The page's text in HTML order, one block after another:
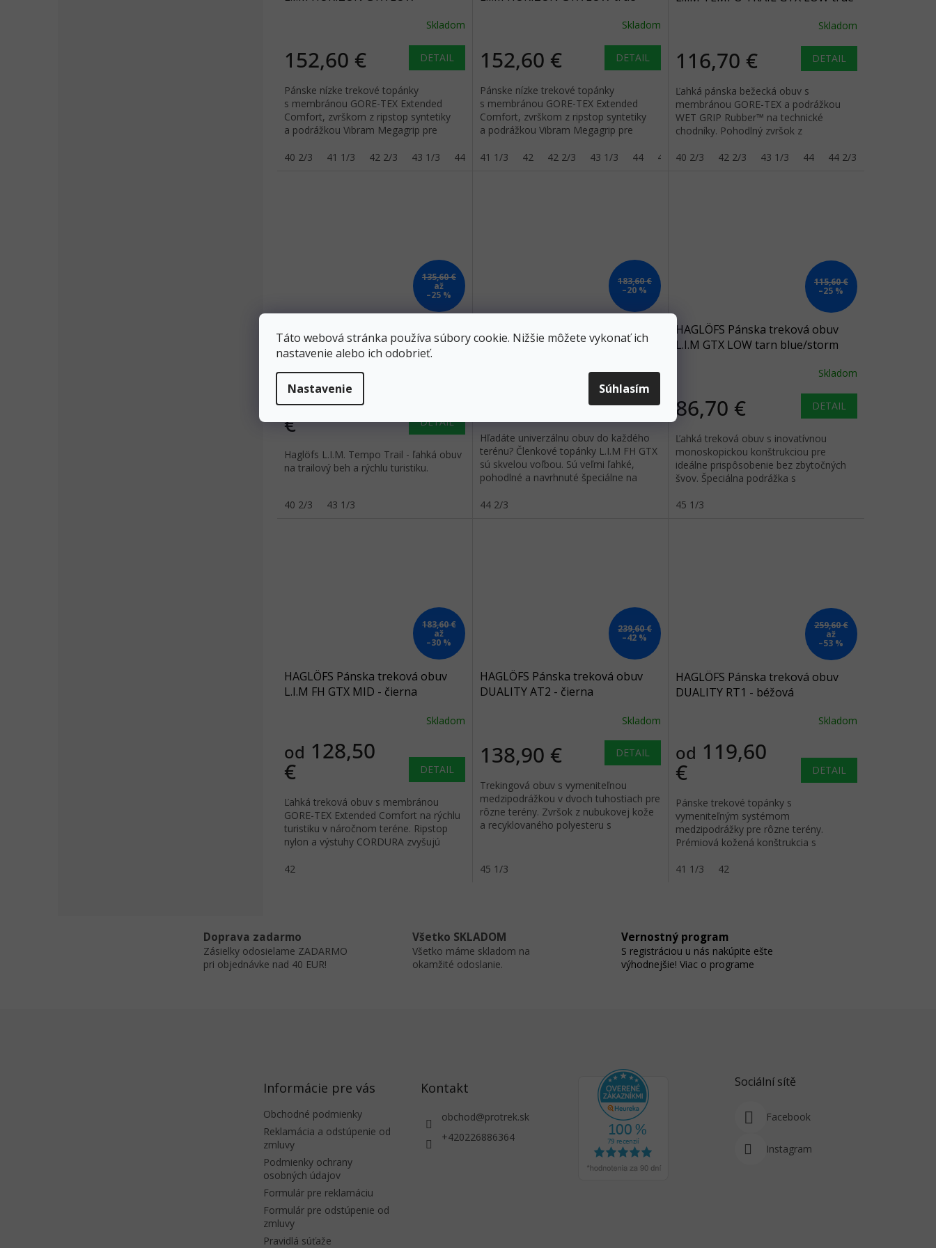
Táto webová stránka používa súbory cookie. Nižšie môžete vykonať ich
nastavenie alebo ich odobrieť.
Nastavenie Súhlasím
Skladom
152,60 € DETAIL
Pánske nízke trekové topánky
s membránou GORE-TEX Extended
Comfort, zvrškom z ripstop syntetiky
a podrážkou Vibram Megagrip pre
40 2/3
41 1/3 42 2/3 43 1/3 44 44 2/3 45 1/3 46
Skladom
152,60 € DETAIL
Pánske nízke trekové topánky
s membránou GORE-TEX Extended
Comfort, zvrškom z ripstop syntetiky
a podrážkou Vibram Megagrip pre
41 1/3
42 42 2/3 43 1/3 44 44 2/3 45 1/3 46 46 2/3 47 1/3
Skladom
116,70 € DETAIL
Ľahká pánska bežecká obuv s
membránou GORE-TEX a podrážkou
WET GRIP Rubber™ na technické
chodníky. Pohodlný zvršok z
všetkým podmienkam.
40 2/3 42 2/3 43 1/3 44 44 2/3
135,60 €
až
–25 %
L.I.M TEMPO TRAIL LOW true
black/concrete - black
od101,70
€ DETAIL
Haglöfs L.I.M. Tempo Trail - ľahká obuv
na trailový beh a rýchlu turistiku.
40 2/3 43 1/3
183,60 €
–20 %
L.I.M FH GTX MID - čierna
Skladom
DETAIL
Hľadáte univerzálnu obuv do každého
terénu? Členkové topánky L.I.M FH GTX
sú skvelou voľbou. Sú veľmi ľahké,
pohodlné a navrhnuté špeciálne na
44 2/3
115,60 €
–25 %
HAGLÖFS Pánska treková obuv
L.I.M GTX LOW tarn blue/storm
Skladom
86,70 € DETAIL
Ľahká treková obuv s inovatívnou
monoskopickou konštrukciou pre
ideálne prispôsobenie bez zbytočných
švov. Špeciálna podrážka s
45 1/3
183,60 €
až
–30 %
HAGLÖFS Pánska treková obuv
L.I.M FH GTX MID - čierna
Skladom
od 128,50
€ DETAIL
Ľahká treková obuv s membránou
GORE-TEX Extended Comfort na rýchlu
turistiku v náročnom teréne. Ripstop
nylon a výstuhy CORDURA zvyšujú
42
239,60 €
–42 %
HAGLÖFS Pánska treková obuv
DUALITY AT2 - čierna
Skladom
138,90 € DETAIL
Trekingová obuv s vymeniteľnou
medzipodrážkou v dvoch tuhostiach pre
rôzne terény. Zvršok z nubukovej kože
a recyklovaného polyesteru s
45 1/3
259,60 €
až
–53 %
HAGLÖFS Pánska treková obuv
DUALITY RT1 - béžová
Skladom
od 119,60
€ DETAIL
Pánske trekové topánky s
vymeniteľným systémom
medzipodrážky pre rôzne terény.
Prémiová kožená konštrukcia s
agresívnym vzorom.
41 1/3 42
Doprava zadarmo
Zásielky odosielame ZADARMO
pri objednávke nad 40 EUR!
Všetko SKLADOM
Všetko máme skladom na
okamžité odoslanie.
Vernostný program
S registráciou u nás nakúpite ešte
výhodnejšie! Viac o programe
Informácie pre vás
Obchodné podmienky
Reklamácia a odstúpenie od
zmluvy
Podmienky ochrany
osobných údajov
Formulár pre reklamáciu
Formulár pre odstúpenie od
zmluvy
Pravidlá súťaže
Kontakt
obchod@protrek.sk
+420226886364
Sociální sítě
Facebook
Instagram